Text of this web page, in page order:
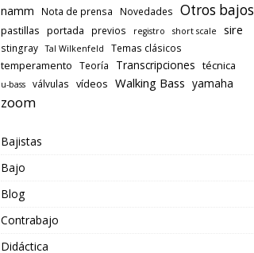
namm Nota de prensa Novedades Otros bajos
pastillas portada previos registro short scale sire
stingray Tal Wilkenfeld Temas clásicos
temperamento Teoría Transcripciones técnica
u-bass válvulas vídeos Walking Bass yamaha
zoom
Bajistas
Bajo
Blog
Contrabajo
Didáctica